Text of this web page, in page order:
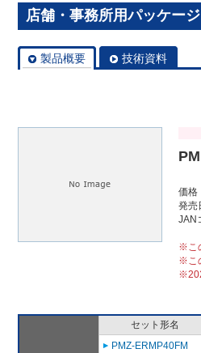
店舗・事務所用パッケー
製品概要 技術資料
価格
発売
JAN
※こ
※こ
セット形名
PMZ-ERMP40FM